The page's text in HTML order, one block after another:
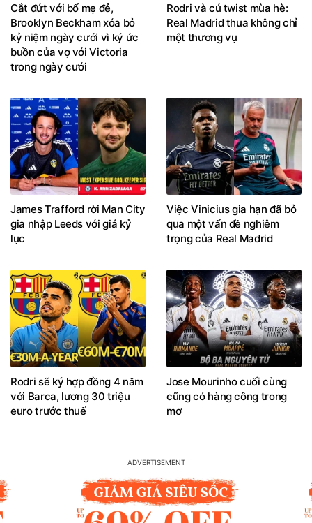
Cắt đứt với bố mẹ đẻ,
Brooklyn Beckham xóa bỏ
kỷ niệm ngày cưới vì ký ức
buồn của vợ với Victoria
trong ngày cưới
Rodri và cú twist mùa hè:
Real Madrid thua không chỉ
một thương vụ
James Trafford rời Man City
gia nhập Leeds với giá kỷ
lục
Việc Vinicius gia hạn đã bỏ
qua một vấn đề nghiêm
trọng của Real Madrid
Rodri sẽ ký hợp đồng 4 năm
với Barca, lương 30 triệu
euro trước thuế
Jose Mourinho cuối cùng
cũng có hàng công trong
mơ